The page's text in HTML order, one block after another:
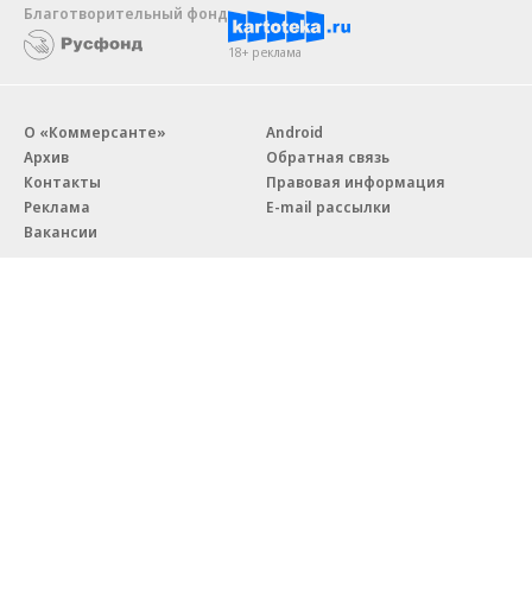
Благотворительный фонд
18+ реклама
О «Коммерсанте»
Архив
Контакты
Реклама
Вакансии
Android
Обратная связь
Правовая информация
E-mail рассылки